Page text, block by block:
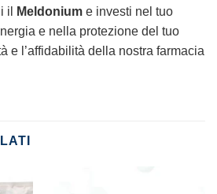
il
Meldonium e investi nel tuo
e nella protezione del tuo
e l’affidabilità della nostra farmacia